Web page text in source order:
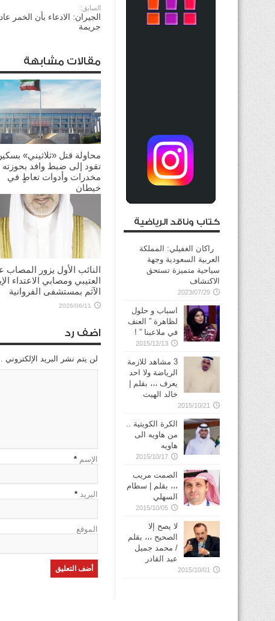
السابق:
الجيران: الادعاء بأن الخمر
جريمة
مقالات مشابهة
محاولة قتل «ثلاثيني»
تقود إلى ضبط وافد بحوزته
مخدرات وأدوات تعاطٍ في
خيطان
2026/06/26
النائب الأول يزور المصاب
العتيبي ومصابي الاعتداء
الآثم بمستشفى الفروانية
2026/06/11
اضف رد
لن يتم نشر البريد
الإسم *
البريد *
الموقع
كتاب وناقد الرياضية
راكان الغفيلي: المملكة
العربية السعودية وجهة
سياحية متميزة تستحق
الاكتشاف
2023/07/29
اسباب و حلول
لظاهرة ” العنف
في ملاعبنا ” !
2015/12/13
3 مشاهد للازمة
الرياضة ولا احد
يعرف ،،، بقلم |
خالد الهيت
2015/10/21
الكرة الكويتية ..
من هاويه الى
هاويه
2015/10/17
الصمت مريب
،،، بقلم | سطام
السهلي
2015/10/05
لا يصح إلا
الصحيح ،،، بقلم
/ محمد جميل
عبد القادر
2015/10/01